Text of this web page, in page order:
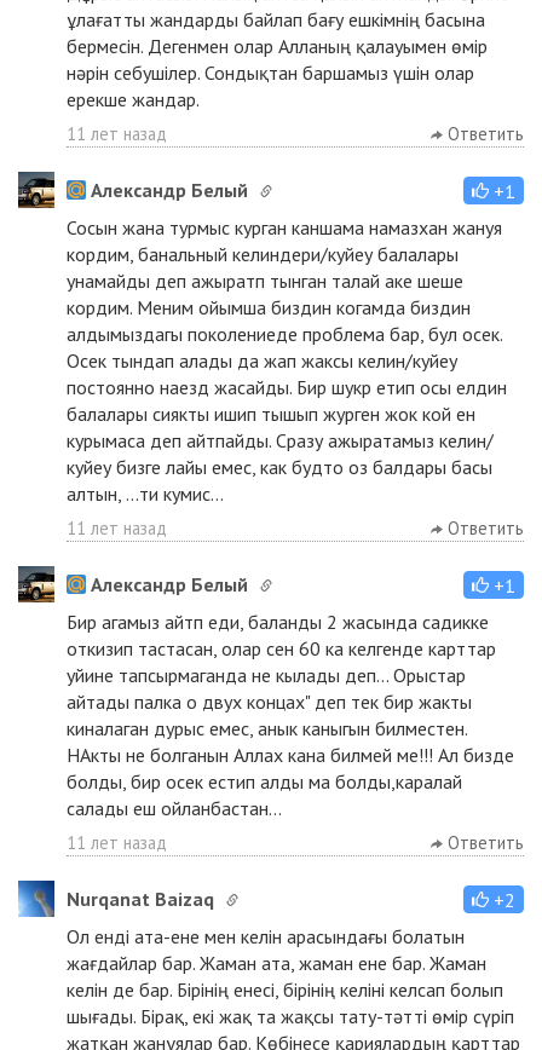
ұлағатты жандарды байлап бағу ешкімнің басына
бермесін. Дегенмен олар Алланың қалауымен өмір
нәрін себушілер. Сондықтан баршамыз үшін олар
ерекше жандар.
11 лет назад Ответить
Александр Белый
+1
Сосын жана турмыс курган каншама намазхан жануя
кордим, банальный келиндери/куйеу балалары
унамайды деп ажыратп тынган талай аке шеше
кордим. Меним ойымша биздин когамда биздин
алдымыздагы поколениеде проблема бар, бул осек.
Осек тындап алады да жап жаксы келин/куйеу
постоянно наезд жасайды. Бир шукр етип осы елдин
балалары сиякты ишип тышып журген жок кой ен
курымаса деп айтпайды. Сразу ажыратамыз келин/
куйеу бизге лайы емес, как будто оз балдары басы
алтын, ...ти кумис...
11 лет назад Ответить
Александр Белый
+1
Бир агамыз айтп еди, баланды 2 жасында садикке
откизип тастасан, олар сен 60 ка келгенде карттар
уйине тапсырмаганда не кылады деп... Орыстар
айтады палка о двух концах" деп тек бир жакты
киналаган дурыс емес, анык каныгын билместен.
НАкты не болганын Аллах кана билмей ме!!! Ал бизде
болды, бир осек естип алды ма болды,каралай
салады еш ойланбастан...
11 лет назад Ответить
Nurqanat Baizaq
+2
Ол енді ата-ене мен келін арасындағы болатын
жағдайлар бар. Жаман ата, жаман ене бар. Жаман
келін де бар. Бірінің енесі, бірінің келіні келсап болып
шығады. Бірақ, екі жақ та жақсы тату-тәтті өмір сүріп
жатқан жанұялар бар. Көбінесе қариялардың қарттар